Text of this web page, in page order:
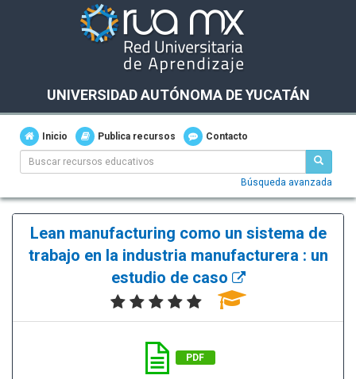
UNIVERSIDAD AUTÓNOMA DE YUCATÁN
Inicio Publica recursos Contacto
Búsqueda avanzada
Lean manufacturing como un sistema de
trabajo en la industria manufacturera : un
estudio de caso
PDF